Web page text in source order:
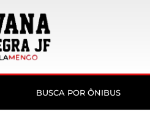
BUSCA POR ÔNIBUS